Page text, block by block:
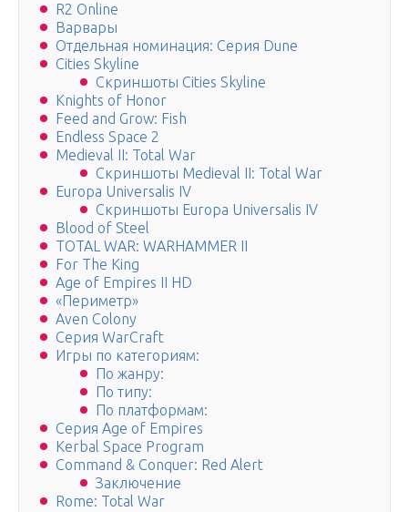
R2 Online
Варвары
Отдельная номинация: Серия Dune
Cities Skyline
Скриншоты Cities Skyline
Knights of Honor
Feed and Grow: Fish
Endless Space 2
Medieval II: Total War
Скриншоты Medieval II: Total War
Europa Universalis IV
Скриншоты Europa Universalis IV
Blood of Steel
TOTAL WAR: WARHAMMER II
For The King
Age of Empires II HD
«Периметр»
Aven Colony
Серия WarCraft
Игры по категориям:
По жанру:
По типу:
По платформам:
Серия Age of Empires
Kerbal Space Program
Command & Conquer: Red Alert
Заключение
Rome: Total War